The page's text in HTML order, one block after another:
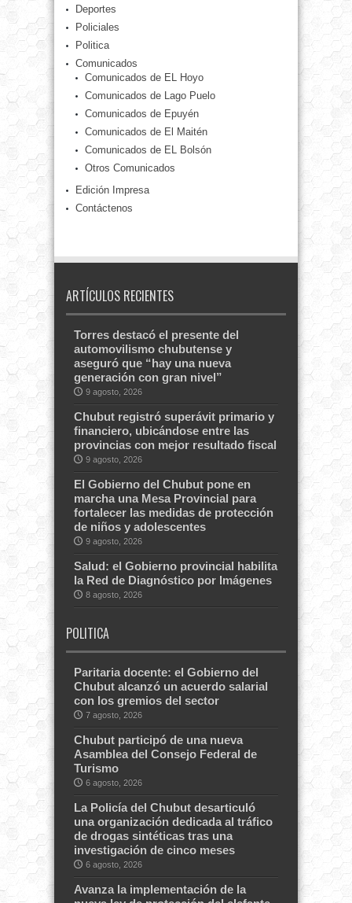
Deportes
Policiales
Politica
Comunicados
Comunicados de EL Hoyo
Comunicados de Lago Puelo
Comunicados de Epuyén
Comunicados de El Maitén
Comunicados de EL Bolsón
Otros Comunicados
Edición Impresa
Contáctenos
ARTÍCULOS RECIENTES
Torres destacó el presente del
automovilismo chubutense y
aseguró que “hay una nueva
generación con gran nivel”
9 agosto, 2026
Chubut registró superávit primario y
financiero, ubicándose entre las
provincias con mejor resultado fiscal
9 agosto, 2026
El Gobierno del Chubut pone en
marcha una Mesa Provincial para
fortalecer las medidas de protección
de niños y adolescentes
9 agosto, 2026
Salud: el Gobierno provincial habilita
la Red de Diagnóstico por Imágenes
8 agosto, 2026
POLITICA
Paritaria docente: el Gobierno del
Chubut alcanzó un acuerdo salarial
con los gremios del sector
7 agosto, 2026
Chubut participó de una nueva
Asamblea del Consejo Federal de
Turismo
6 agosto, 2026
La Policía del Chubut desarticuló
una organización dedicada al tráfico
de drogas sintéticas tras una
investigación de cinco meses
6 agosto, 2026
Avanza la implementación de la